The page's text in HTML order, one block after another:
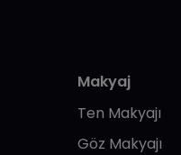
Makyaj
Ten Makyajı
Göz Makyajı